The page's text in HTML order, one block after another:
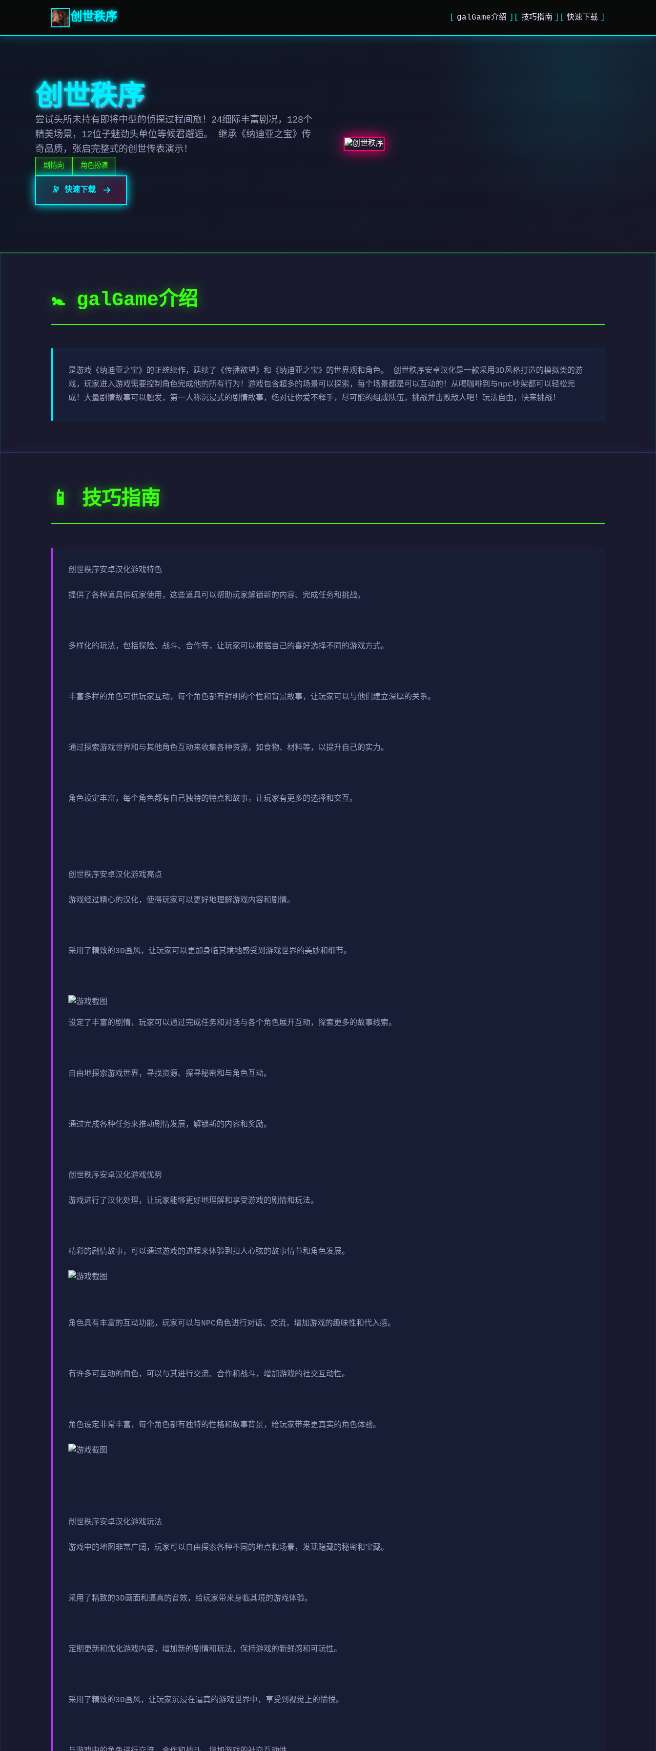
创世秩序 galGame介绍 技巧指南 快速下载
创世秩序
尝试头所未持有即将中型的侦探过程间旅！24细际丰富剧况，128个
精美场景，12位子魅劲头单位等候君邂逅。 继承《纳迪亚之宝》传
奇品质，张启完整式的创世传表演示！
剧情向 角色扮演
🔭 快速下载
🚼 galGame介绍
是游戏《纳迪亚之宝》的正统续作，延续了《传播欲望》和《纳迪亚之宝》的世界观和角色。 创世秩序安卓汉化是一款采用3D风格打造的模拟类的游
戏，玩家进入游戏需要控制角色完成他的所有行为！游戏包含超多的场景可以探索，每个场景都是可以互动的！从喝咖啡到与npc吵架都可以轻松完
成！大量剧情故事可以触发，第一人称沉浸式的剧情故事，绝对让你爱不释手，尽可能的组成队伍，挑战并击败敌人吧！玩法自由，快来挑战！
📱 技巧指南
创世秩序安卓汉化游戏特色
提供了各种道具供玩家使用，这些道具可以帮助玩家解锁新的内容、完成任务和挑战。
多样化的玩法，包括探险、战斗、合作等，让玩家可以根据自己的喜好选择不同的游戏方式。
丰富多样的角色可供玩家互动，每个角色都有鲜明的个性和背景故事，让玩家可以与他们建立深厚的关系。
通过探索游戏世界和与其他角色互动来收集各种资源，如食物、材料等，以提升自己的实力。
角色设定丰富，每个角色都有自己独特的特点和故事，让玩家有更多的选择和交互。
创世秩序安卓汉化游戏亮点
游戏经过精心的汉化，使得玩家可以更好地理解游戏内容和剧情。
采用了精致的3D画风，让玩家可以更加身临其境地感受到游戏世界的美妙和细节。
设定了丰富的剧情，玩家可以通过完成任务和对话与各个角色展开互动，探索更多的故事线索。
自由地探索游戏世界，寻找资源、探寻秘密和与角色互动。
通过完成各种任务来推动剧情发展，解锁新的内容和奖励。
创世秩序安卓汉化游戏优势
游戏进行了汉化处理，让玩家能够更好地理解和享受游戏的剧情和玩法。
精彩的剧情故事，可以通过游戏的进程来体验到扣人心弦的故事情节和角色发展。
角色具有丰富的互动功能，玩家可以与NPC角色进行对话、交流，增加游戏的趣味性和代入感。
有许多可互动的角色，可以与其进行交流、合作和战斗，增加游戏的社交互动性。
角色设定非常丰富，每个角色都有独特的性格和故事背景，给玩家带来更真实的角色体验。
创世秩序安卓汉化游戏玩法
游戏中的地图非常广阔，玩家可以自由探索各种不同的地点和场景，发现隐藏的秘密和宝藏。
采用了精致的3D画面和逼真的音效，给玩家带来身临其境的游戏体验。
定期更新和优化游戏内容，增加新的剧情和玩法，保持游戏的新鲜感和可玩性。
采用了精致的3D画风，让玩家沉浸在逼真的游戏世界中，享受到视觉上的愉悦。